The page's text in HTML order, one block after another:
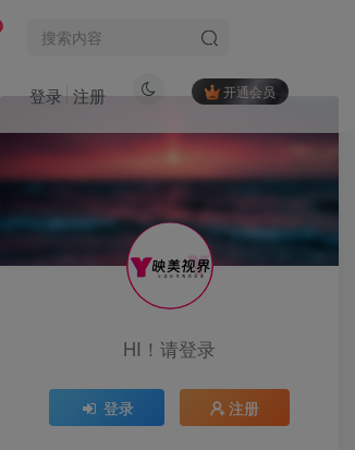
开通会员
登录 注册
VIP会员限时特惠中...
VIP会员限时特惠中...
VIP会员限时特惠中...
标签云
黑饱宝 (15)
麻辣兔头girl(14)
(1) (1) 鹿八岁
HI！请登录
登录 注册
VIP会员限时特惠中...